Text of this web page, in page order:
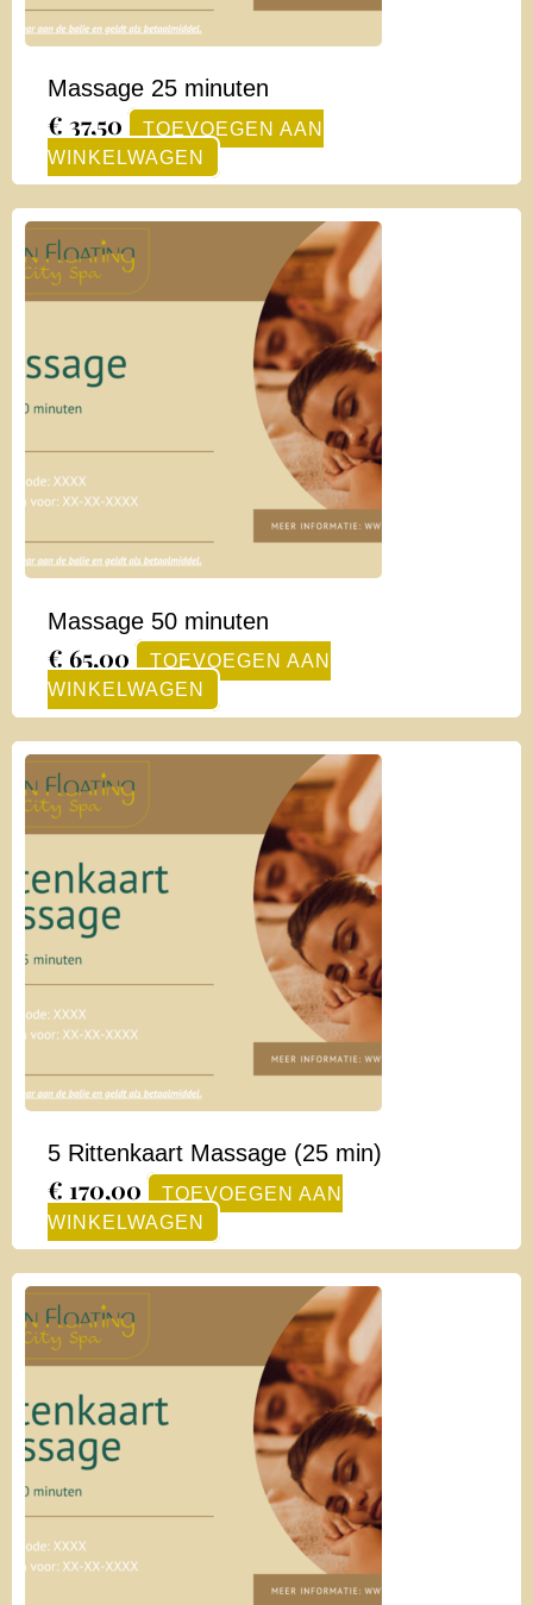
Massage 25 minuten
€ 37,50
TOEVOEGEN AAN
WINKELWAGEN
Massage 50 minuten
€ 65,00
TOEVOEGEN AAN
WINKELWAGEN
5 Rittenkaart Massage (25 min)
€ 170,00
TOEVOEGEN AAN
WINKELWAGEN